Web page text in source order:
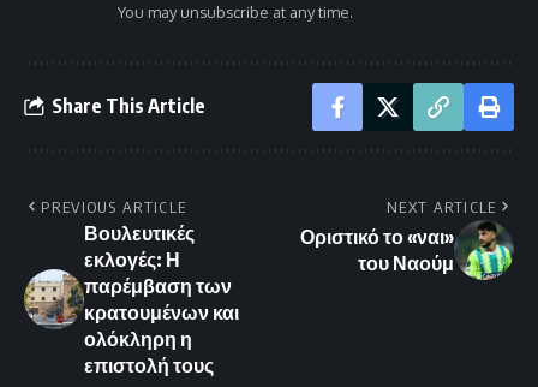
You may unsubscribe at any time.
Share This Article
PREVIOUS ARTICLE
Βουλευτικές
εκλογές: Η
παρέμβαση των
κρατουμένων και
ολόκληρη η
επιστολή τους
NEXT ARTICLE
Οριστικό το «ναι»
του Ναούμ